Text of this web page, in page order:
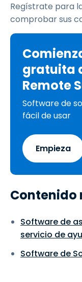
Regístrate para
comprobar sus
gratuita
Remote
Software de
fácil de usar
Empieza
Contenido
Software de
servicio de
Software de